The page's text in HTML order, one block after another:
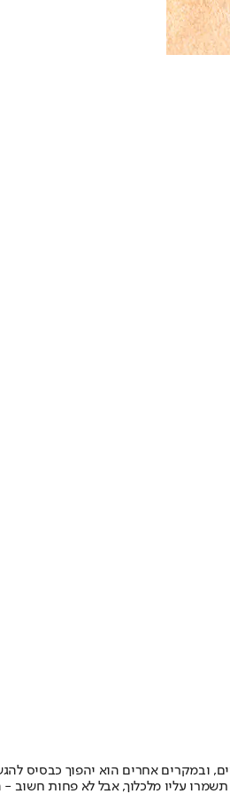
ובמקרים אחרים הוא יהפוך כבסיס
תשמרו עליו מלכלוך, אבל לא פחות